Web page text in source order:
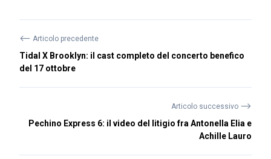
⟵ Articolo precedente
Tidal X Brooklyn: il cast completo del concerto benefico
del 17 ottobre
Articolo successivo ⟶
Pechino Express 6: il video del litigio fra Antonella Elia e
Achille Lauro